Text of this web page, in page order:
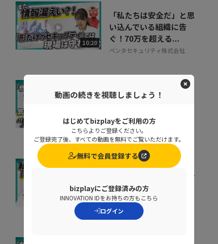
10:20
「私たちは安全だ」と思
い込んでいる組織に告
ぐ！70万を超える...
ペンタセキュリティ株式会社
07:20
取りこぼしはなぜ起き
防ぐ営業の仕組み改革
株式会社シャノン
07:07
織をあげた「リスキリン
グ」のヒントとは
株式会社ベネッセコーポレーシ
ョン
動画の続きを視聴しましょう！
はじめてbizplayをご利用の方
こちらよりご登録ください。
ご登録完了後、すべての動画を無料でご覧いただけます。
無料で会員登録する
bizplayにご登録済みの方
INNOVATION IDをお持ちの方もこちら
ログイン